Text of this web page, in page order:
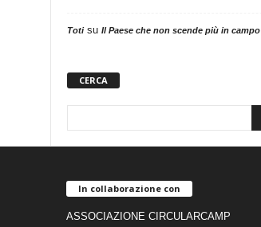
Totisu Il Paese che non scende più in campo
CERCA
In collaborazione con
ASSOCIAZIONE CIRCULARCAMP